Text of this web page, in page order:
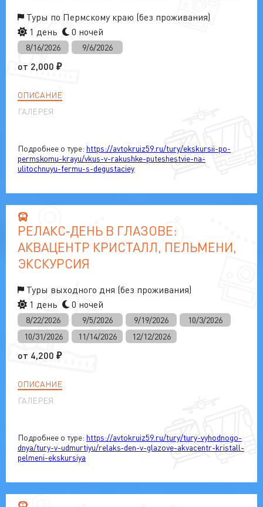
Туры по Пермскому краю (без проживания)
1 день
0 ночей
8/16/2026 9/6/2026
от 2,000 ₽
ОПИСАНИЕ
ГАЛЕРЕЯ
Подробнее о туре: https://avtokruiz59.ru/tury/ekskursii-po-
permskomu-krayu/vkus-v-rakushke-puteshestvie-na-
ulitochnuyu-fermu-s-degustaciey
РЕЛАКС‑ДЕНЬ В ГЛАЗОВЕ:
АКВАЦЕНТР КРИСТАЛЛ, ПЕЛЬМЕНИ,
ЭКСКУРСИЯ
Туры выходного дня (без проживания)
1 день
0 ночей
8/22/2026 9/5/2026 9/19/2026
10/3/2026
10/31/2026
11/14/2026 12/12/2026
от 4,200 ₽
ОПИСАНИЕ
ГАЛЕРЕЯ
Подробнее о туре: https://avtokruiz59.ru/tury/tury-vyhodnogo-
dnya/tury-v-udmurtiyu/relaks‑den-v-glazove-akvacentr-kristall-
pelmeni-ekskursiya